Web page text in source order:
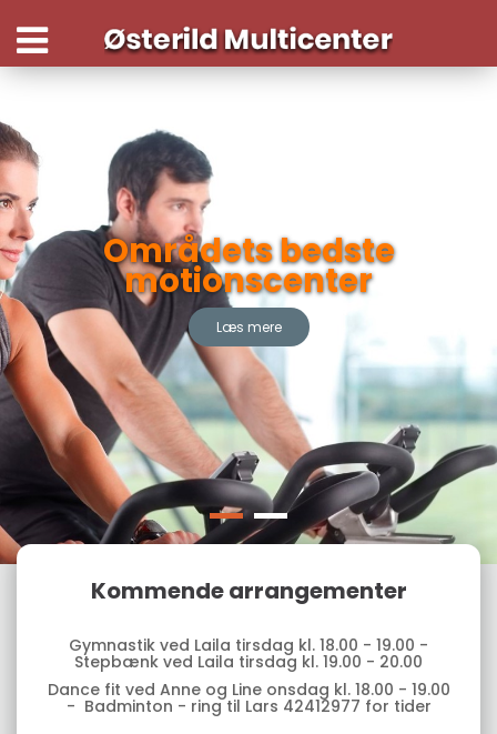
Områdets bedste
motionscenter
Læs mere
Kommende arrangementer
Gymnastik ved Laila tirsdag kl. 18.00 - 19.00 -
Stepbænk ved Laila tirsdag kl. 19.00 - 20.00
Dance fit ved Anne og Line onsdag kl. 18.00 - 19.00
- Badminton - ring til Lars 42412977 for tider